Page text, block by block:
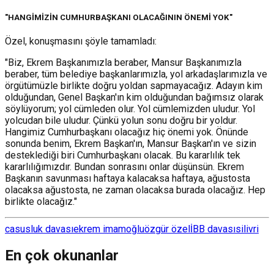
"HANGİMİZİN CUMHURBAŞKANI OLACAĞININ ÖNEMİ YOK"
Özel, konuşmasını şöyle tamamladı:
"Biz, Ekrem Başkanımızla beraber, Mansur Başkanımızla
beraber, tüm belediye başkanlarımızla, yol arkadaşlarımızla ve
örgütümüzle birlikte doğru yoldan sapmayacağız. Adayın kim
olduğundan, Genel Başkan'ın kim olduğundan bağımsız olarak
söylüyorum; yol cümleden olur. Yol cümlemizden uludur. Yol
yolcudan bile uludur. Çünkü yolun sonu doğru bir yoldur.
Hangimiz Cumhurbaşkanı olacağız hiç önemi yok. Önünde
sonunda benim, Ekrem Başkan'ın, Mansur Başkan'ın ve sizin
desteklediği biri Cumhurbaşkanı olacak. Bu kararlılık tek
kararlılığımızdır. Bundan sonrasını onlar düşünsün. Ekrem
Başkanın savunması haftaya kalacaksa haftaya, ağustosta
olacaksa ağustosta, ne zaman olacaksa burada olacağız. Hep
birlikte olacağız."
casusluk davasıekrem imamoğluözgür özelİBB davasısilivri
En çok okunanlar